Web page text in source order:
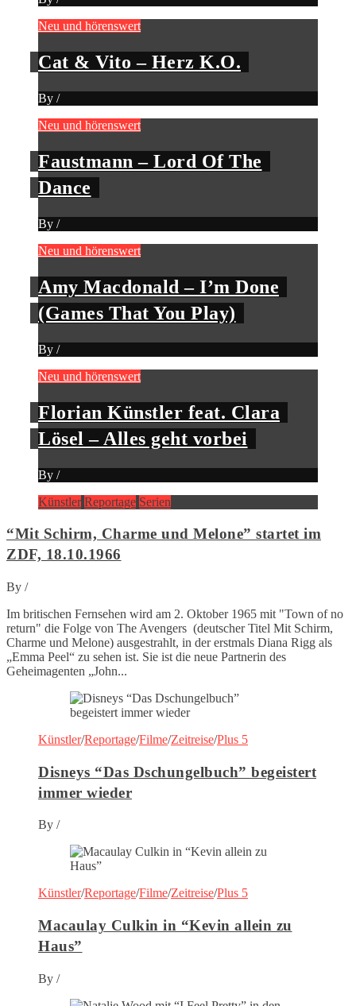
Neu und hörenswert
Cat & Vito – Herz K.O.
By /
Neu und hörenswert
Faustmann – Lord Of The
Dance
By /
Neu und hörenswert
Amy Macdonald – I’m Done
(Games That You Play)
By /
Neu und hörenswert
Florian Künstler feat. Clara
Lösel – Alles geht vorbei
By /
Künstler Reportage Serien
“Mit Schirm, Charme und Melone” startet im
ZDF, 18.10.1966
By /
Im britischen Fernsehen wird am 2. Oktober 1965 mit "Town of no
return" die Folge von The Avengers (deutscher Titel Mit Schirm,
Charme und Melone) ausgestrahlt, in der erstmals Diana Rigg als
„Emma Peel“ zu sehen ist. Sie ist die neue Partnerin des
Geheimagenten „John...
Künstler/Reportage/Filme/Zeitreise/Plus 5
Disneys “Das Dschungelbuch” begeistert
immer wieder
By /
Künstler/Reportage/Filme/Zeitreise/Plus 5
Macaulay Culkin in “Kevin allein zu
Haus”
By /